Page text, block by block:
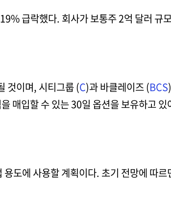
급락했다. 회사가 보통주 2억 달러 규
것이며, 시티그룹 (C)과 바클레이즈 (BCS
매입할 수 있는 30일 옵션을 보유하고
도에 사용할 계획이다. 초기 전망에 따